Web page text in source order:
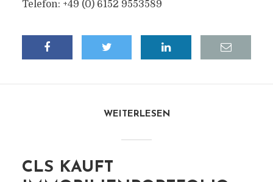
Telefon: +49 (0) 6152 9553589
WEITERLESEN
CLS KAUFT